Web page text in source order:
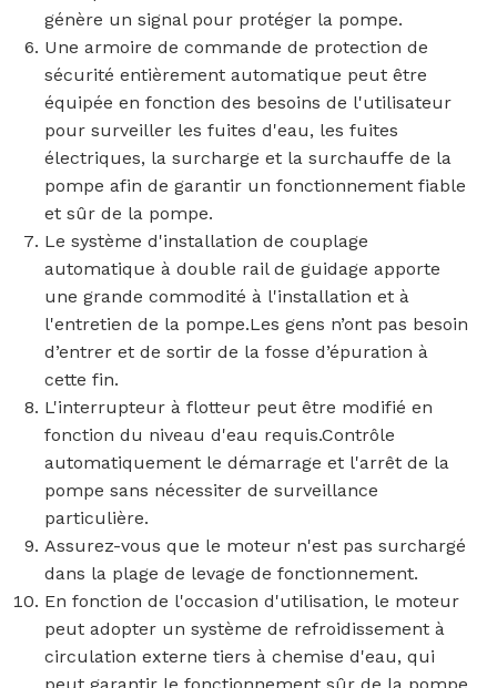
génère un signal pour protéger la pompe.
Une armoire de commande de protection de
sécurité entièrement automatique peut être
équipée en fonction des besoins de l'utilisateur
pour surveiller les fuites d'eau, les fuites
électriques, la surcharge et la surchauffe de la
pompe afin de garantir un fonctionnement fiable
et sûr de la pompe.
Le système d'installation de couplage
automatique à double rail de guidage apporte
une grande commodité à l'installation et à
l'entretien de la pompe.Les gens n’ont pas besoin
d’entrer et de sortir de la fosse d’épuration à
cette fin.
L'interrupteur à flotteur peut être modifié en
fonction du niveau d'eau requis.Contrôle
automatiquement le démarrage et l'arrêt de la
pompe sans nécessiter de surveillance
particulière.
Assurez-vous que le moteur n'est pas surchargé
dans la plage de levage de fonctionnement.
En fonction de l'occasion d'utilisation, le moteur
peut adopter un système de refroidissement à
circulation externe tiers à chemise d'eau, qui